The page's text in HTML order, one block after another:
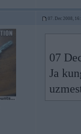
07. Dec 2008,
07
Ja